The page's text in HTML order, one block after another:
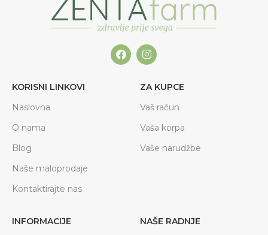
KORISNI LINKOVI
Naslovna
O nama
Blog
Naše maloprodaje
Kontaktirajte nas
ZA KUPCE
Vaš račun
Vaša korpa
Vaše narudžbe
INFORMACIJE
NAŠE RADNJE